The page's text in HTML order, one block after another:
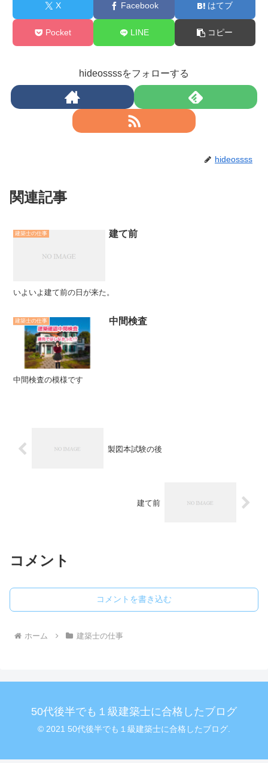
X Facebook はてブ
Pocket LINE コピー
hideossssをフォローする
hideossss
関連記事
建築士の仕事 建て前
いよいよ建て前の日が来た。
建築士の仕事 中間検査
中間検査の模様です
製図本試験の後
建て前
コメント
コメントを書き込む
ホーム 建築士の仕事
50代後半でも１級建築士に合格したブログ
© 2021 50代後半でも１級建築士に合格したブログ.